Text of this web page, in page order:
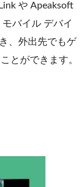
や Apeaksoft
バイル デバイ
、外出先でもゲ
とができます。